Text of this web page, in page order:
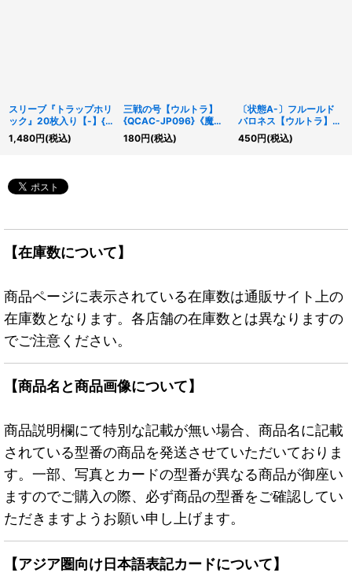
スリーブ『トラップホリ
ック』20枚入り【-】{-}
《スリーブ》
1,480円(税込)
三戦の号【ウルトラ】
{QCAC-JP096}《魔
法》
180円(税込)
〔状態A-〕フルールド
バロネス【ウルトラ】
{RC04-JP035}《シン
クロ》
450円(税込)
【在庫数について】
商品ページに表示されている在庫数は通販サイト上の
在庫数となります。各店舗の在庫数とは異なりますの
でご注意ください。
【商品名と商品画像について】
商品説明欄にて特別な記載が無い場合、商品名に記載
されている型番の商品を発送させていただいておりま
す。一部、写真とカードの型番が異なる商品が御座い
ますのでご購入の際、必ず商品の型番をご確認してい
ただきますようお願い申し上げます。
【アジア圏向け日本語表記カードについて】